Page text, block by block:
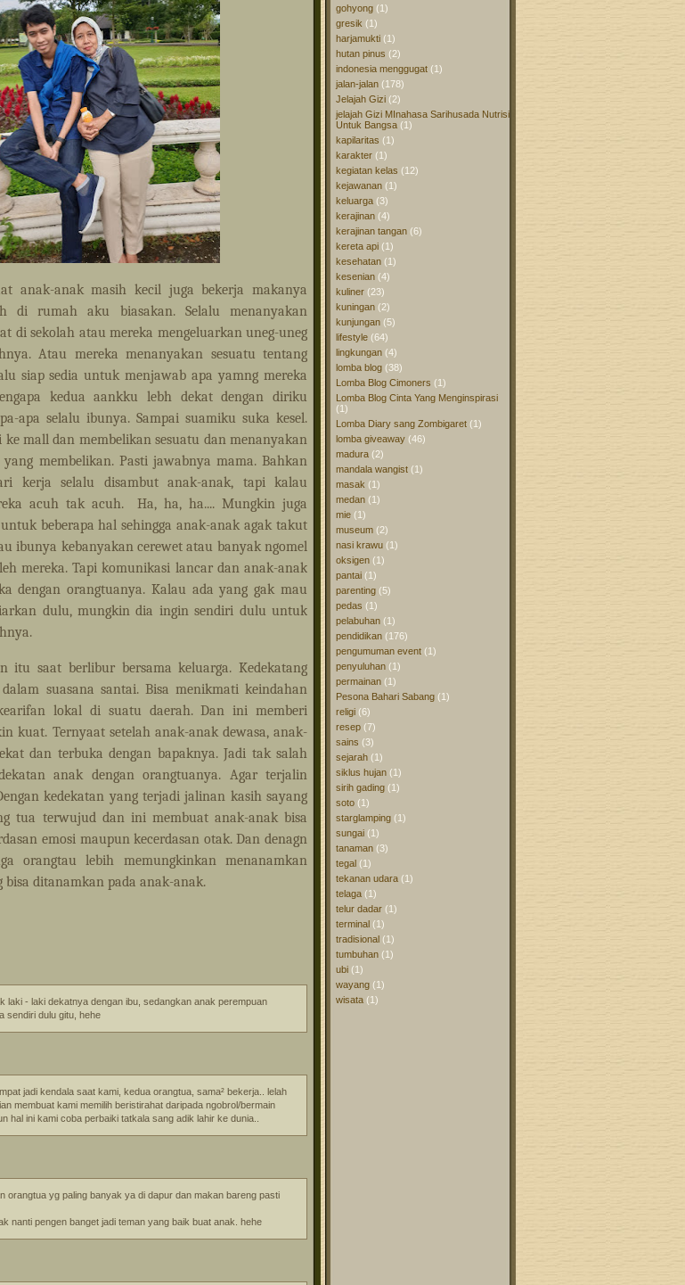
anak-anak masih kecil juga bekerja makanya
di rumah aku biasakan. Selalu menanyakan
di sekolah atau mereka mengeluarkan uneg-uneg
Atau mereka menanyakan sesuatu tentang
siap sedia untuk menjawab apa yamng mereka
kedua aankku lebh dekat dengan diriku
apa selalu ibunya. Sampai suamiku suka kesel.
ke mall dan membelikan sesuatu dan menanyakan
membelikan. Pasti jawabnya mama. Bahkan
kerja selalu disambut anak-anak, tapi kalau
acuh tak acuh.
Ha, ha, ha.... Mungkin juga
beberapa hal sehingga anak-anak agak takut
ibunya kebanyakan cerewet atau banyak ngomel
mereka. Tapi komunikasi lancar dan anak-anak
dengan orangtuanya. Kalau ada yang gak mau
dulu, mungkin dia ingin sendiri dulu untuk
itu saat berlibur bersama keluarga. Kedekatang
suasana santai. Bisa menikmati keindahan
lokal di suatu daerah. Dan ini memberi
kuat. Ternyaat setelah anak-anak dewasa, anak-
dan terbuka dengan bapaknya. Jadi tak salah
anak dengan orangtuanya. Agar terjalin
kedekatan yang terjadi jalinan kasih sayang
tua terwujud dan ini membuat anak-anak bisa
emosi maupun kecerdasan otak. Dan denagn
orangtau lebih memungkinkan menanamkan
ditanamkan pada anak-anak.
laki - laki dekatnya dengan ibu, sedangkan anak perempuan
sendiri dulu gitu, hehe
jadi kendala saat kami, kedua orangtua, sama² bekerja.. lelah
membuat kami memilih beristirahat daripada ngobrol/bermain
hal ini kami coba perbaiki tatkala sang adik lahir ke dunia..
orangtua yg paling banyak ya di dapur dan makan bareng pasti
nanti pengen banget jadi teman yang baik buat anak. hehe
gohyong (1)
gresik (1)
harjamukti (1)
hutan pinus (2)
indonesia menggugat (1)
jalan-jalan (178)
Jelajah Gizi (2)
jelajah Gizi MInahasa Sarihusada Nutrisi
Untuk Bangsa (1)
kapilaritas (1)
karakter (1)
kegiatan kelas (12)
kejawanan (1)
keluarga (3)
kerajinan (4)
kerajinan tangan (6)
kereta api (1)
kesehatan (1)
kesenian (4)
kuliner (23)
kuningan (2)
kunjungan (5)
lifestyle (64)
lingkungan (4)
lomba blog (38)
Lomba Blog Cimoners (1)
Lomba Blog Cinta Yang Menginspirasi
(1)
Lomba Diary sang Zombigaret (1)
lomba giveaway (46)
madura (2)
mandala wangist (1)
masak (1)
medan (1)
mie (1)
museum (2)
nasi krawu (1)
oksigen (1)
pantai (1)
parenting (5)
pedas (1)
pelabuhan (1)
pendidikan (176)
pengumuman event (1)
penyuluhan (1)
permainan (1)
Pesona Bahari Sabang (1)
religi (6)
resep (7)
sains (3)
sejarah (1)
siklus hujan (1)
sirih gading (1)
soto (1)
starglamping (1)
sungai (1)
tanaman (3)
tegal (1)
tekanan udara (1)
telaga (1)
telur dadar (1)
terminal (1)
tradisional (1)
tumbuhan (1)
ubi (1)
wayang (1)
wisata (1)